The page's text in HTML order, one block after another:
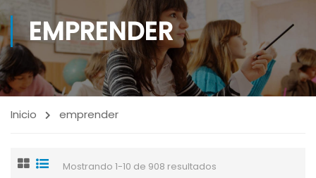
EMPRENDER
Inicio emprender
Mostrando 1-10 de 908 resultados